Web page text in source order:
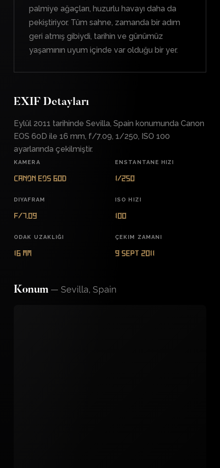
palmiye ağaçları, huzurlu havayı daha da
pekiştiriyor. Tüm sahne, zamanda bir adım
geri atmış gibiydi, tarihin ve günümüz
yaşamının uyum içinde var olduğu bir yer.
EXIF Detayları
Eylül 2011 tarihinde Sevilla, Spain konumunda Canon
EOS 60D ile 16 mm, f/7.09, 1/250, ISO 100
ayarlarında çekilmiştir.
KAMERA
Canon EOS 60D
ENSTANTANE HIZI
1/250
DIYAFRAM
f/7.09
ISO HIZI
100
ODAK UZAKLIĞI
16 mm
ÇEKIM ZAMANI
9 Sept 2011
Konum — Sevilla, Spain